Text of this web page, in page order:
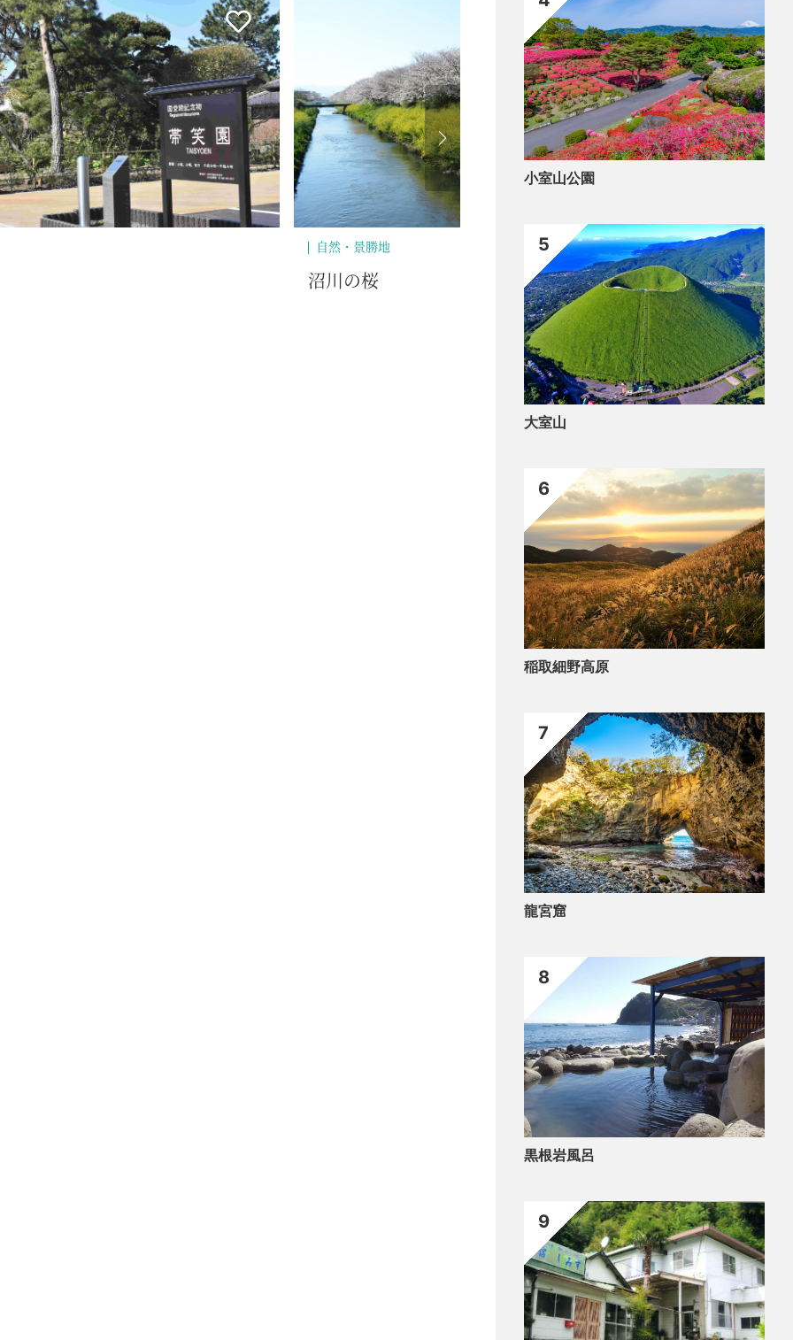
温泉
天然温泉ざぶ～ん
小室山公園
大室山
5
稲取細野高原
6
龍宮窟
7
黒根岩風呂
8
9